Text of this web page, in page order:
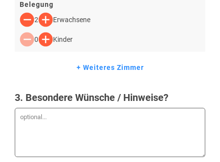
Belegung
2
Erwachsene
0 Kinder
+ Weiteres Zimmer
3. Besondere Wünsche / Hinweise?